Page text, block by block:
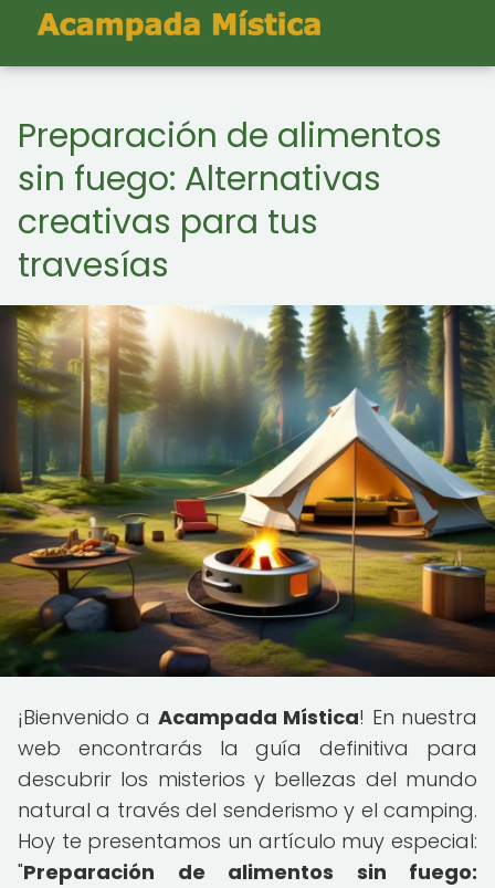
Preparación de alimentos
sin fuego: Alternativas
creativas para tus
travesías
¡Bienvenido a Acampada Mística! En nuestra
web encontrarás la guía definitiva para
descubrir los misterios y bellezas del mundo
natural a través del senderismo y el camping.
Hoy te presentamos un artículo muy especial:
"Preparación de alimentos sin fuego: